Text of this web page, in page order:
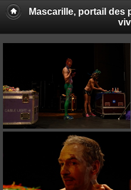
Mascarille, portail